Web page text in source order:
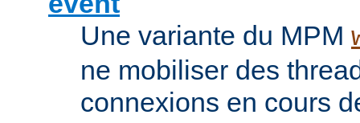
Une variante du MPM
ne mobiliser des
connexions en cours